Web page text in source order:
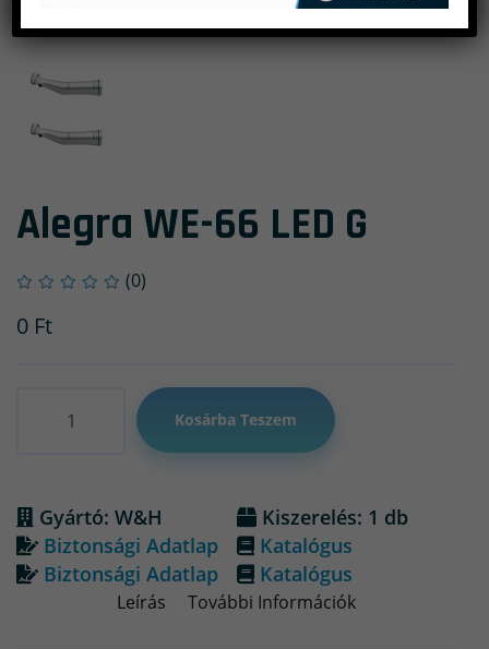
Alegra WE-66 LED G
(0)
0 Ft
Kosárba Teszem
Gyártó: W&H
Kiszerelés: 1 db
Biztonsági Adatlap
Katalógus
Biztonsági Adatlap
Katalógus
Leírás További Információk